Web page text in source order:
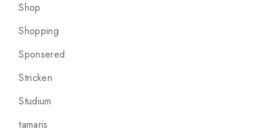
Shop
Shopping
Sponsered
Stricken
Studium
tamaris